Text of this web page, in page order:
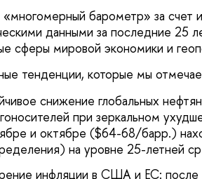
барометр» за счет
данными за последние 25
сферы мировой экономики и
тенденции, которые мы
снижение глобальных
при зеркальном
и октябре ($64-68/барр.)
на уровне 25-летней
инфляции в США и ЕС: